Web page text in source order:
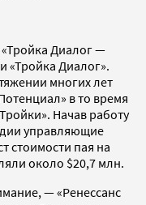
Диалог —
«Тройка Диалог».
многих лет
в то время
Начав работу
управляющие
стоимости пая на
около $20,7 млн.
— «Ренессанс